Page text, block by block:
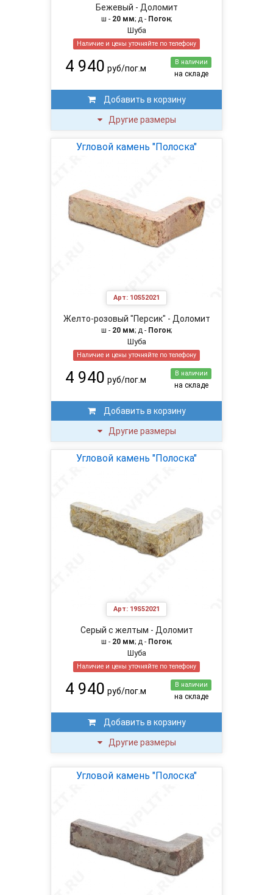
Бежевый - Доломит
ш - 20 мм; д - Погон;
Шуба
Наличие и цены уточняйте по телефону
4 940 руб/пог.м
В наличии
на складе
Добавить в корзину
Другие размеры
Арт: 10S52021
Угловой камень "Полоска"
Желто-розовый "Персик" - Доломит
ш - 20 мм; д - Погон;
Шуба
Наличие и цены уточняйте по телефону
4 940 руб/пог.м
В наличии
на складе
Добавить в корзину
Другие размеры
Арт: 19S52021
Угловой камень "Полоска"
Серый с желтым - Доломит
ш - 20 мм; д - Погон;
Шуба
Наличие и цены уточняйте по телефону
4 940 руб/пог.м
В наличии
на складе
Добавить в корзину
Другие размеры
Угловой камень "Полоска"